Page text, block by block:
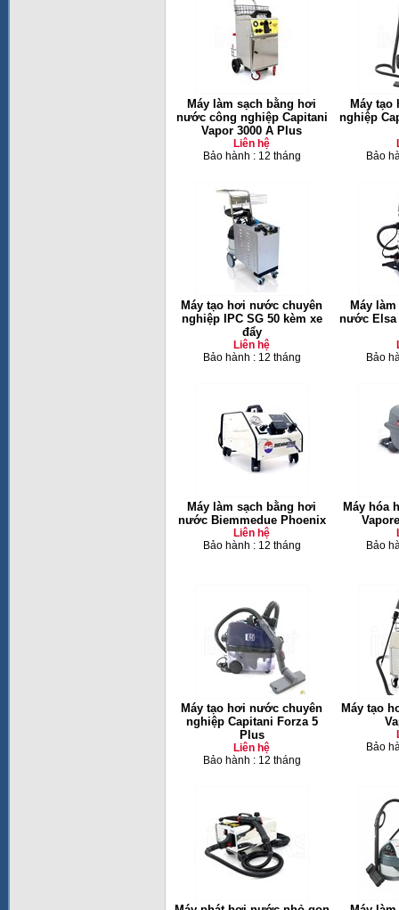
Máy làm sạch bằng hơi
nước công nghiệp Capitani
Vapor 3000 A Plus
Liên hệ
Bảo hành : 12 tháng
Máy
nghiệp
Bảo
Máy tạo hơi nước chuyên
nghiệp IPC SG 50 kèm xe
đẩy
Liên hệ
Bảo hành : 12 tháng
Máy
nước Elsa
Bảo
Máy làm sạch bằng hơi
nước Biemmedue Phoenix
Liên hệ
Bảo hành : 12 tháng
Máy hóa
Bảo
Máy tạo hơi nước chuyên
nghiệp Capitani Forza 5
Plus
Liên hệ
Bảo hành : 12 tháng
Máy tạo
Bảo